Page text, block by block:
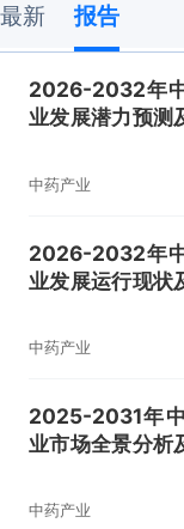
最新 报告
2026-2032年
业发展潜力预测
中药产业
2026-2032年
业发展运行现状
中药产业
2025-2031年
业市场全景分析
中药产业